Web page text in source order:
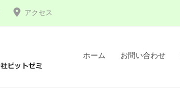
アクセス
ホーム お問い合わせ